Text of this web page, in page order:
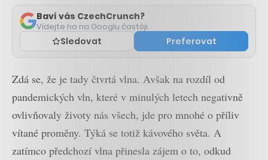
Baví vás CzechCrunch?
Vídejte ho na Googlu častěji.
Sledovat Preferovat
Zdá se, že je tady čtvrtá vlna. Avšak na rozdíl od
pandemických vln, které v minulých letech negativně
ovlivňovaly životy nás všech, jde pro mnohé o příliv
vítané proměny. Týká se totiž kávového světa. A
zatímco předchozí vlna přinesla zájem o to, odkud